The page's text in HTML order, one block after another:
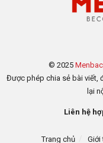
© 2025
Được phép chia sẻ bài viết,
lại
Liên hệ
Trang chủ Giới